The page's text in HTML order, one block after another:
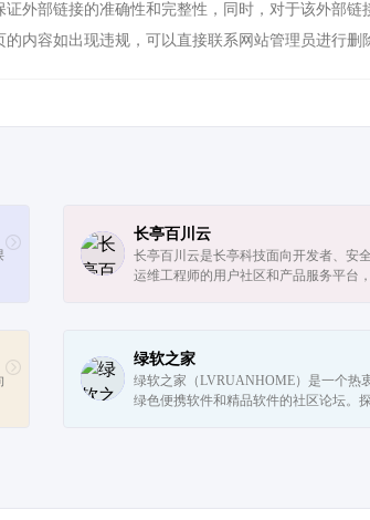
外部链接的准确性和完整性，同时，对于该外部
内容如出现违规，可以直接联系网站管理员进行删
长亭百川云
长亭百川云是长亭科技面向开发者、安全
运维工程师的用户社区和产品服务平台
绿软之家
绿软之家（LVRUANHOME）是一个热
绿色便携软件和精品软件的社区论坛。